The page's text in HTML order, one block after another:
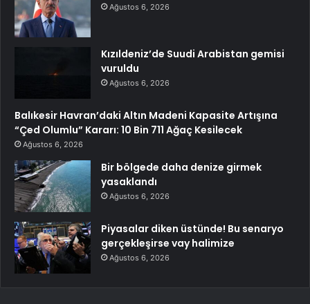
Ağustos 6, 2026
Kızıldeniz’de Suudi Arabistan gemisi
vuruldu
Ağustos 6, 2026
Balıkesir Havran’daki Altın Madeni Kapasite Artışına
“Çed Olumlu” Kararı: 10 Bin 711 Ağaç Kesilecek
Ağustos 6, 2026
Bir bölgede daha denize girmek
yasaklandı
Ağustos 6, 2026
Piyasalar diken üstünde! Bu senaryo
gerçekleşirse vay halimize
Ağustos 6, 2026